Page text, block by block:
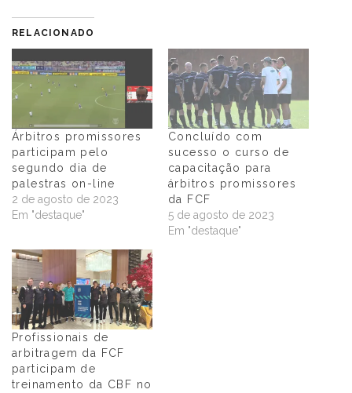
RELACIONADO
Árbitros promissores
participam pelo
segundo dia de
palestras on-line
2 de agosto de 2023
Em "destaque"
Concluído com
sucesso o curso de
capacitação para
árbitros promissores
da FCF
5 de agosto de 2023
Em "destaque"
Profissionais de
arbitragem da FCF
participam de
treinamento da CBF no